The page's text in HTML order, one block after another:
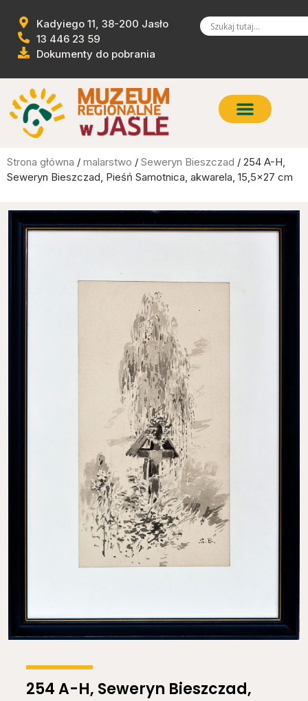
Kadyiego 11, 38-200 Jasło
13 446 23 59
Dokumenty do pobrania
Strona główna / malarstwo / Seweryn Bieszczad / 254 A-H,
Seweryn Bieszczad, Pieśń Samotnica, akwarela, 15,5×27 cm
254 A-H, Seweryn Bieszczad,